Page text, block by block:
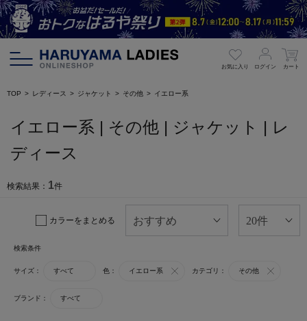
お気に入り ログイン カート
TOP レディース ジャケット その他 イエロー系
イエロー系 | その他 | ジャケット | レ
ディース
検索結果： 1件
カラーをまとめる
検索条件
サイズ： すべて 色： イエロー系 カテゴリ： その他
ブランド： すべて